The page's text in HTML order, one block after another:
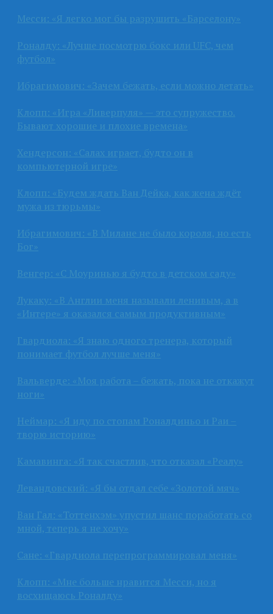
Месси: «Я легко мог бы разрушить «Барселону»
Роналду: «Лучше посмотрю бокс или UFC, чем
футбол»
Ибрагимович: «Зачем бежать, если можно летать»
Клопп: «Игра «Ливерпуля» — это супружество.
Бывают хорошие и плохие времена»
Хендерсон: «Салах играет, будто он в
компьютерной игре»
Клопп: «Будем ждать Ван Дейка, как жена ждёт
мужа из тюрьмы»
Ибрагимович: «В Милане не было короля, но есть
Бог»
Венгер: «С Моуринью я будто в детском саду»
Лукаку: «В Англии меня называли ленивым, а в
«Интере» я оказался самым продуктивным»
Гвардиола: «Я знаю одного тренера, который
понимает футбол лучше меня»
Вальверде: «Моя работа – бежать, пока не откажут
ноги»
Неймар: «Я иду по стопам Роналдиньо и Раи –
творю историю»
Камавинга: «Я так счастлив, что отказал «Реалу»
Левандовский: «Я бы отдал себе «Золотой мяч»
Ван Гал: «Тоттенхэм» упустил шанс поработать со
мной, теперь я не хочу»
Сане: «Гвардиола перепрограммировал меня»
Клопп: «Мне больше нравится Месси, но я
восхищаюсь Роналду»